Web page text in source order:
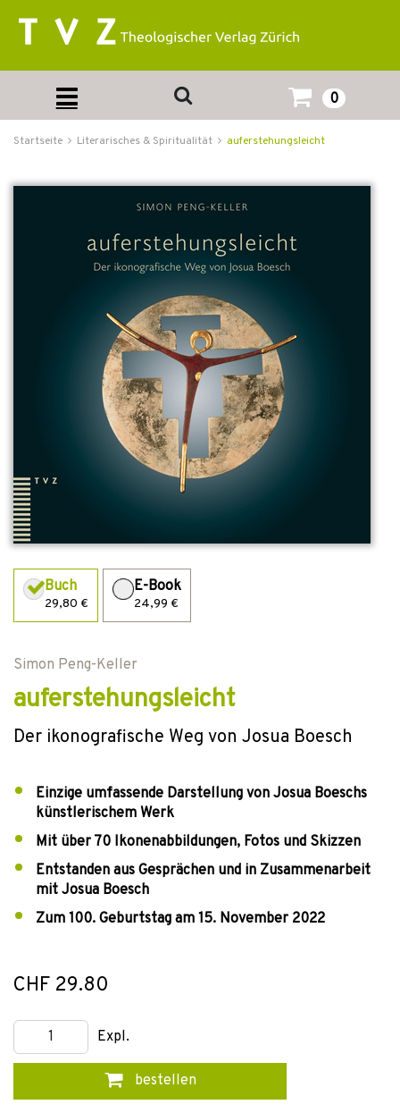
0
Startseite Literarisches & Spiritualität auferstehungsleicht
Buch
29,80 €
E-Book
24,99 €
Simon Peng-Keller
auferstehungsleicht
Der ikonografische Weg von Josua Boesch
Einzige umfassende Darstellung von Josua Boeschs
künstlerischem Werk
Mit über 70 Ikonenabbildungen, Fotos und Skizzen
Entstanden aus Gesprächen und in Zusammenarbeit
mit Josua Boesch
Zum 100. Geburtstag am 15. November 2022
CHF 29.80
Expl.
bestellen